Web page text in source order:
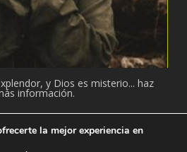
y Dios es misterio... haz
información.
la mejor experiencia en